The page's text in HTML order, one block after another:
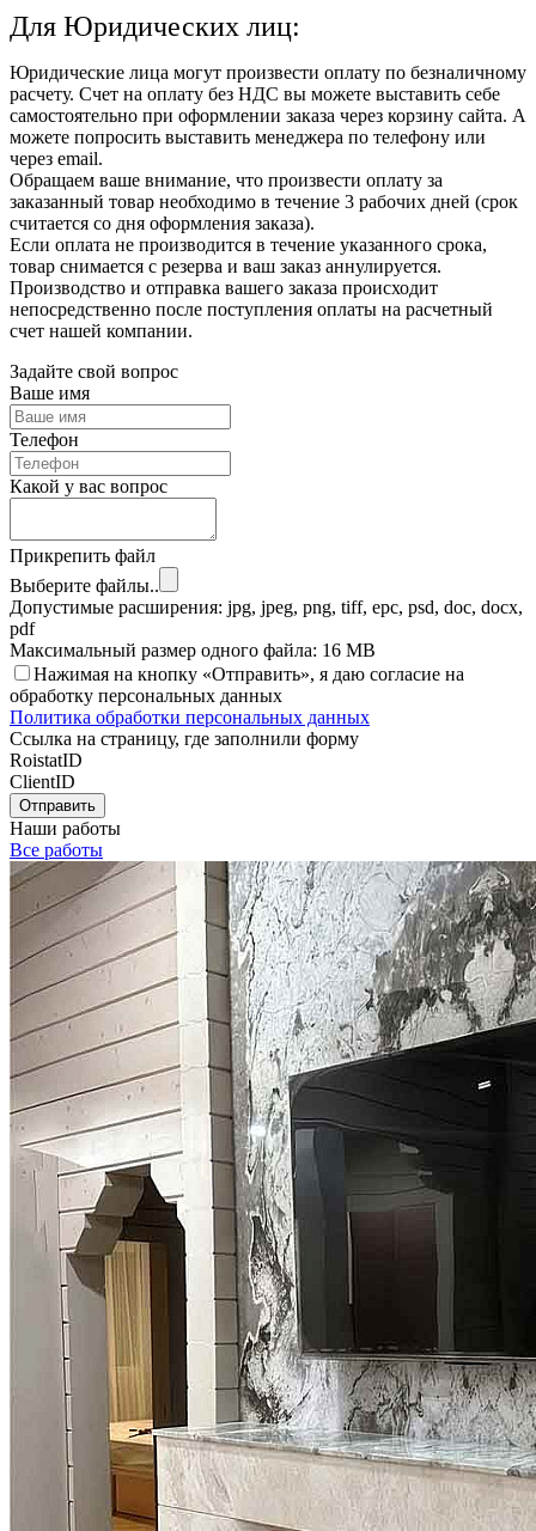
Для Юридических лиц:
Юридические лица могут произвести оплату по безналичному
расчету. Счет на оплату без НДС вы можете выставить себе
самостоятельно при оформлении заказа через корзину сайта. А
можете попросить выставить менеджера по телефону или
через email.
Обращаем ваше внимание, что произвести оплату за
заказанный товар необходимо в течение 3 рабочих дней (срок
считается со дня оформления заказа).
Если оплата не производится в течение указанного срока,
товар снимается с резерва и ваш заказ аннулируется.
Производство и отправка вашего заказа происходит
непосредственно после поступления оплаты на расчетный
счет нашей компании.
Задайте свой вопрос
Ваше имя
Телефон
Какой у вас вопрос
Прикрепить файл
Выберите файлы..
Допустимые расширения: jpg, jpeg, png, tiff, epc, psd, doc, docx,
pdf
Максимальный размер одного файла: 16 MB
Нажимая на кнопку «Отправить», я даю согласие на
обработку персональных данных
Политика обработки персональных данных
Ссылка на страницу, где заполнили форму
RoistatID
ClientID
Отправить
Наши работы
Все работы